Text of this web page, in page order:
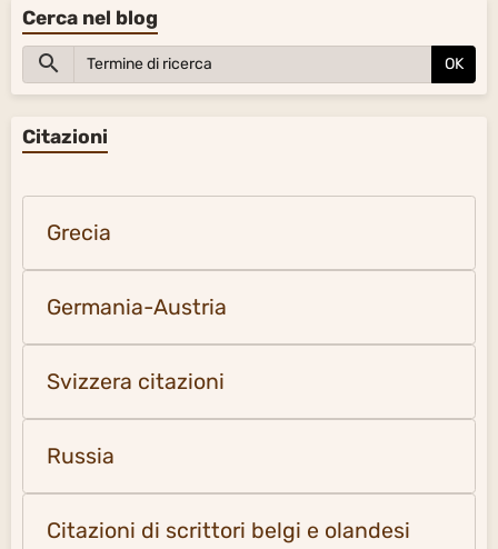
Cerca nel blog
OK
Citazioni
Grecia
Germania-Austria
Svizzera citazioni
Russia
Citazioni di scrittori belgi e olandesi